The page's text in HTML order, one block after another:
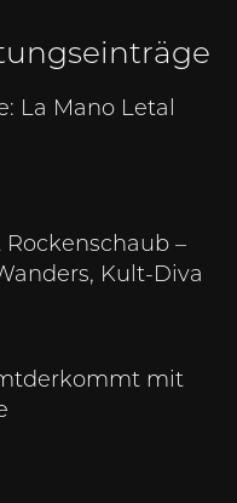
La Mano Letal
–
Kult-Diva
mit